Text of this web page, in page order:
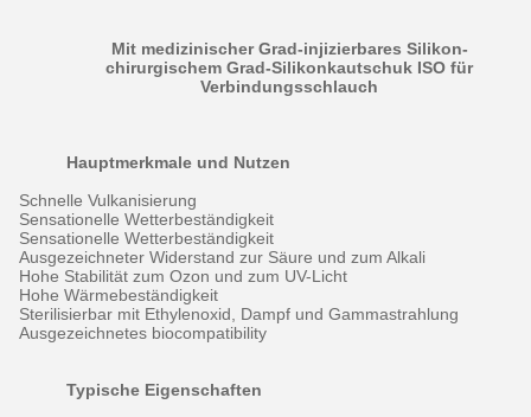
Mit medizinischer Grad-injizierbares Silikon-
chirurgischem Grad-Silikonkautschuk ISO für
Verbindungsschlauch
Hauptmerkmale und Nutzen
Schnelle Vulkanisierung
Sensationelle Wetterbeständigkeit
Sensationelle Wetterbeständigkeit
Ausgezeichneter Widerstand zur Säure und zum Alkali
Hohe Stabilität zum Ozon und zum UV-Licht
Hohe Wärmebeständigkeit
Sterilisierbar mit Ethylenoxid, Dampf und Gammastrahlung
Ausgezeichnetes biocompatibility
Typische Eigenschaften